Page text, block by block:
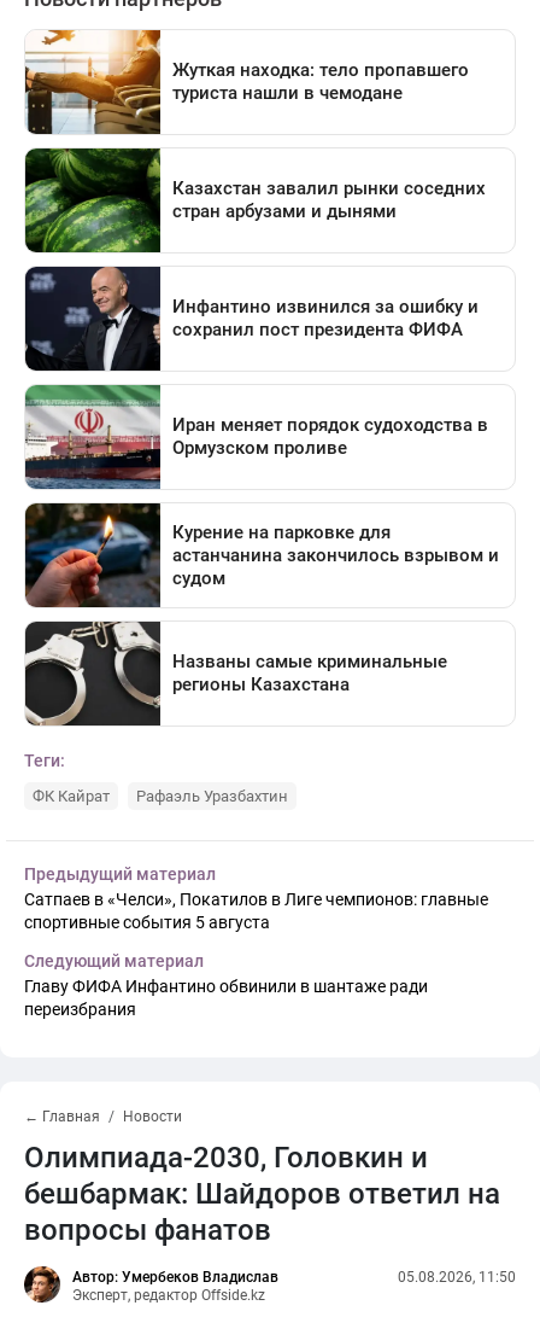
Теги:
ФК Кайрат Рафаэль Уразбахтин
Предыдущий материал
Сатпаев в «Челси», Покатилов в Лиге чемпионов: главные
спортивные события 5 августа
Следующий материал
Главу ФИФА Инфантино обвинили в шантаже ради
переизбрания
← Главная Новости
Олимпиада-2030, Головкин и
бешбармак: Шайдоров ответил на
вопросы фанатов
Автор: Умербеков Владислав
Эксперт, редактор Offside.kz
05.08.2026, 11:50